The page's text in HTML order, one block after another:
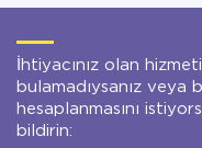
İhtiyacınız olan
bulamadıysanız veya
hesaplanmasını
bildirin: